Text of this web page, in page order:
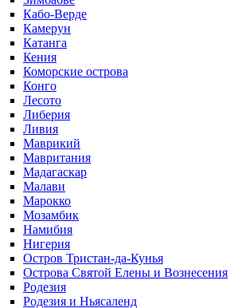
Кабо-Верде
Камерун
Катанга
Кения
Коморские острова
Конго
Лесото
Либерия
Ливия
Маврикий
Мавритания
Мадагаскар
Малави
Марокко
Мозамбик
Намибия
Нигерия
Остров Тристан-да-Кунья
Острова Святой Елены и Вознесения
Родезия
Родезия и Ньясаленд